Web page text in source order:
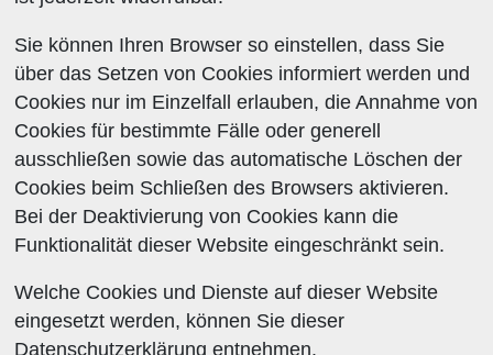
Sie können Ihren Browser so einstellen, dass Sie
über das Setzen von Cookies informiert werden und
Cookies nur im Einzelfall erlauben, die Annahme von
Cookies für bestimmte Fälle oder generell
ausschließen sowie das automatische Löschen der
Cookies beim Schließen des Browsers aktivieren.
Bei der Deaktivierung von Cookies kann die
Funktionalität dieser Website eingeschränkt sein.
Welche Cookies und Dienste auf dieser Website
eingesetzt werden, können Sie dieser
Datenschutzerklärung entnehmen.